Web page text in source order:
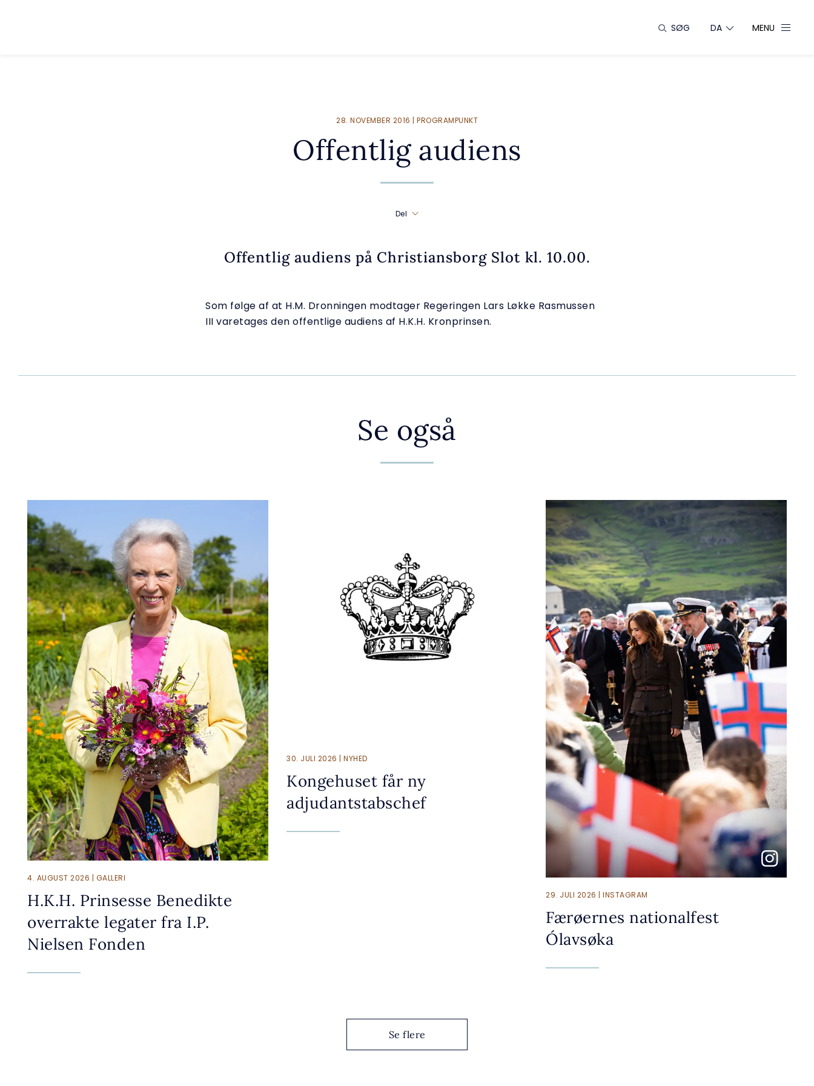
SØG DA MENU
28. NOVEMBER 2016 | PROGRAMPUNKT
Offentlig audiens
Del
Offentlig audiens på Christiansborg Slot kl. 10.00.
Som følge af at H.M. Dronningen modtager Regeringen Lars Løkke Rasmussen
III varetages den offentlige audiens af H.K.H. Kronprinsen.
Se også
4. AUGUST 2026 | GALLERI
H.K.H. Prinsesse Benedikte
overrakte legater fra I.P.
Nielsen Fonden
30. JULI 2026 | NYHED
Kongehuset får ny
adjudantstabschef
29. JULI 2026 | INSTAGRAM
Færøernes nationalfest
Ólavsøka
Se flere